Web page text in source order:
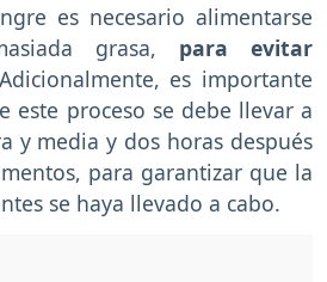
es necesario alimentarse
grasa, para evitar
es importante
este proceso se debe llevar a
y media y dos horas después
para garantizar que la
se haya llevado a cabo.